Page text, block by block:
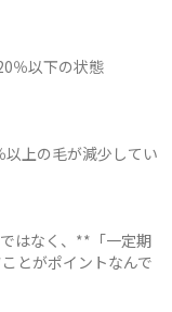
％以下の状態
上の毛が減少してい
はなく、**「一定期
とがポイントなんで